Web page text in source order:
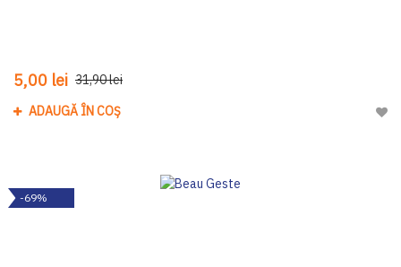
5,00 lei 31,90 lei
ADAUGĂ ÎN COȘ
-69%